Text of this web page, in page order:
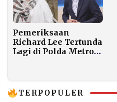
Pemeriksaan
Richard Lee Tertunda
Lagi di Polda Metro
TERPOPULER